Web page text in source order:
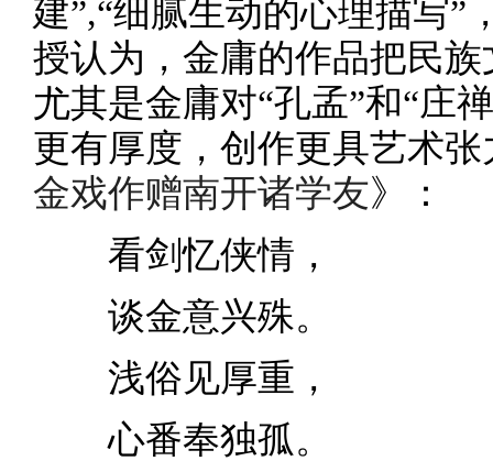
建”,“细腻生动的心理描写”
授认为，金庸的作品把民
尤其是金庸对“孔孟”和“庄
更有厚度，创作更具艺术
金戏作赠南开诸学友》：
看剑忆侠情，
谈金意兴殊。
浅俗见厚重，
心番奉独孤。